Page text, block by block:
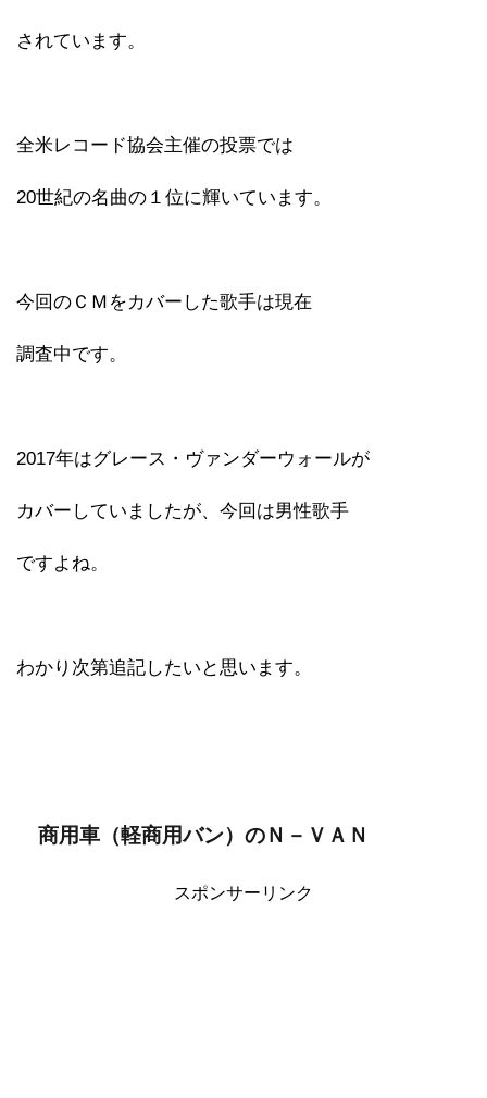
されています。
全米レコード協会主催の投票では
20世紀の名曲の１位に輝いています。
今回のＣＭをカバーした歌手は現在
調査中です。
2017年はグレース・ヴァンダーウォールが
カバーしていましたが、今回は男性歌手
ですよね。
わかり次第追記したいと思います。
商用車（軽商用バン）のＮ－ＶＡＮ
スポンサーリンク